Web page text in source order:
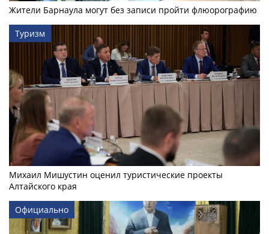
Жители Барнаула могут без записи пройти флюорографию
Туризм
Михаил Мишустин оценил туристические проекты
Алтайского края
Официально